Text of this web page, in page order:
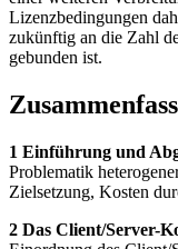
Lizenzbedingungen
zukünftig an die Zahl
gebunden ist.
1 Einführung und
Problematik
Zielsetzung, Kosten
2 Das Client/Server-